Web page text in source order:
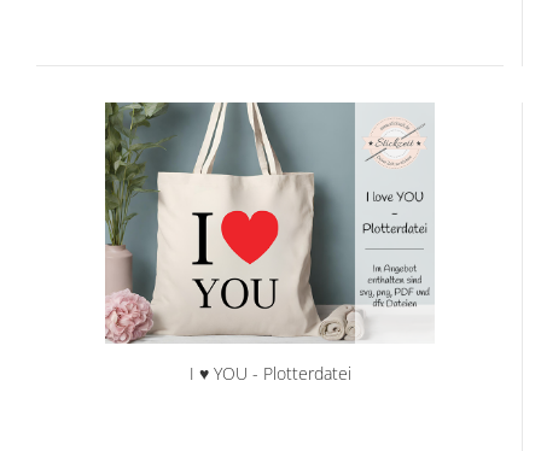
I ♥ YOU - Plotterdatei